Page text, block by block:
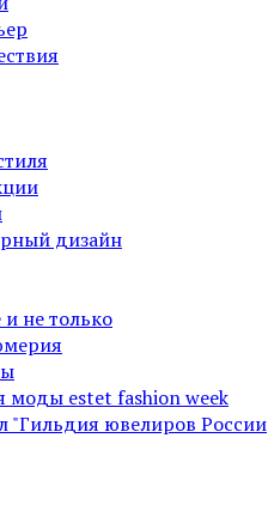
дизайн
не только
моды estet fashion week
"Гильдия ювелиров России